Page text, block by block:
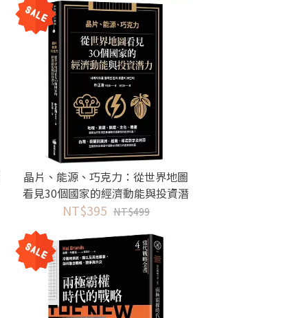
晶片、能源、巧克力：從世界地圖
看見30個國家的經濟動能與投資潛
力
NT$395 NT$499